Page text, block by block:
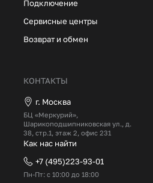
Подключение
Сервисные центры
Возврат и обмен
КОНТАКТЫ
г. Москва
БЦ «Меркурий»,
Шарикоподшипниковская ул., д.
38, стр.1, этаж 2, офис 231
Как нас найти
+7 (495)223-93-01
Пн-Пт: с 10:00 до 18:00